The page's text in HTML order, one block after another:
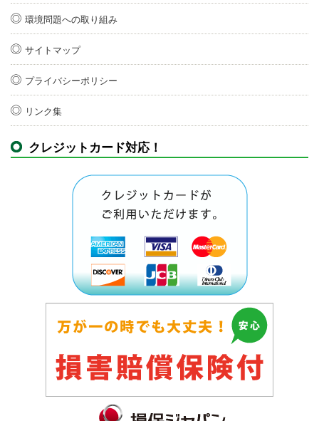
環境問題への取り組み
サイトマップ
プライバシーポリシー
リンク集
クレジットカード対応！